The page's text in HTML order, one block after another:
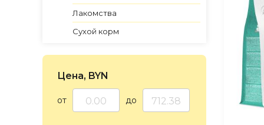
Лакомства
Сухой корм
Цена, BYN
от до